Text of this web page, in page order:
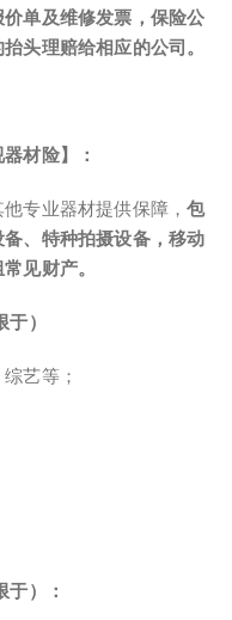
单及维修发票，保险公
头理赔给相应的公司。
材险】：
他专业器材提供保障，包
、特种拍摄设备，移动
见财产。
）
艺等；
）：